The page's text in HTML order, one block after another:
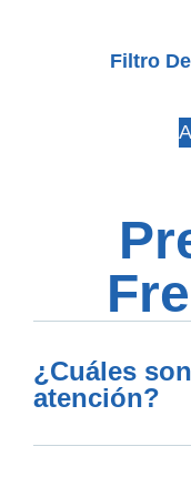
Filtro
¿Cuáles
atención?